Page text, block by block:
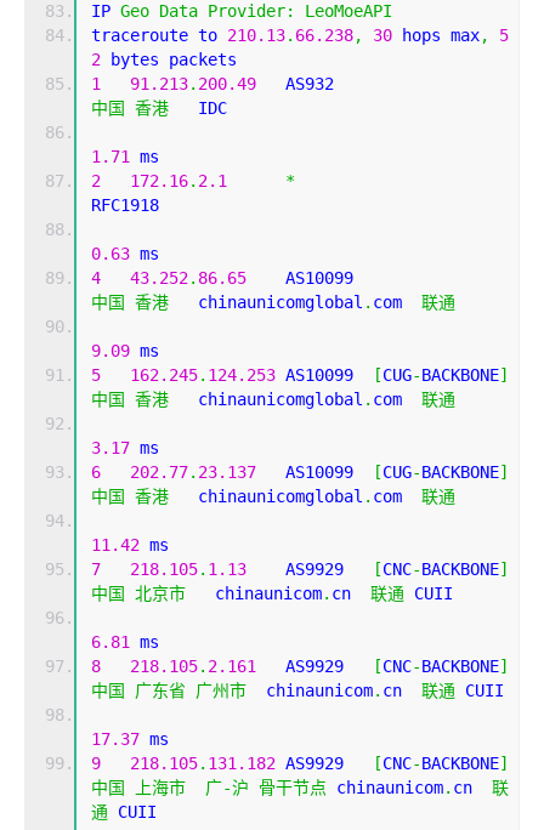
IP Geo Data Provider:
LeoMoeAPI
traceroute to 210.13. 66.238, 30 hops max,
5
2 bytes packets
1
91.213. 200.49
中国
香港
   IDC
1.71 ms
2
172.16. 2.1
*
RFC1918
0.63 ms
4
43.252. 86.65
中国
香港
   chinaunicomglobal
. com 联通
9.09 ms
5
162.245. 124.253 AS10099 [CUG-BACKBONE]
中国
香港
   chinaunicomglobal
. com 联通
3.17 ms
6
202.77. 23.137
   AS10099
[CUG-BACKBONE]
中国
香港
   chinaunicomglobal
. com 联通
11.42 ms
7
218.105. 1.13
    AS9929
[CNC-BACKBONE]
中国
北京市
   chinaunicom
. cn 联通 CUII
6.81 ms
8
218.105. 2.161
   AS9929
[CNC-BACKBONE]
中国
广东省 广州市
  chinaunicom
. cn 联通 CUII
17.37 ms
9
218.105. 131.182 AS9929 [CNC-BACKBONE]
中国
上海市 广-沪 骨干节点 chinaunicom. cn 联
通 CUII